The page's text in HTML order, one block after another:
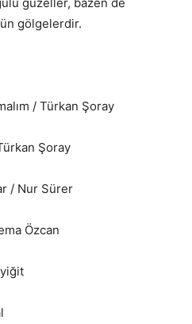
gölgelerdir.
/ Türkan Şoray
Şoray
/ Nur Sürer
Özcan